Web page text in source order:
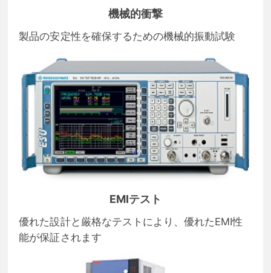
機械的衝撃
製品の安定性を確保するための機械的振動試験
EMIテスト
優れた設計と厳格なテストにより、優れたEMI性
能が保証されます